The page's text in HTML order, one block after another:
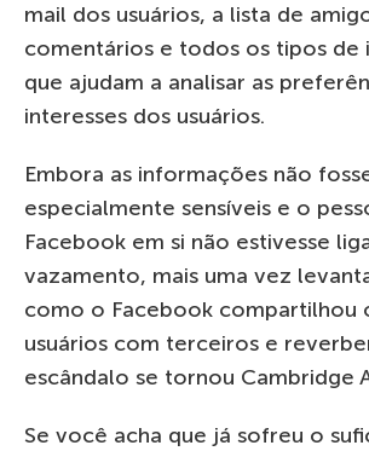
mail dos usuários, a lista de
comentários e todos os tipos de
que ajudam a analisar as
interesses dos usuários.
Embora as informações não
especialmente sensíveis e o
Facebook em si não estivesse
vazamento, mais uma vez
como o Facebook compartilhou
usuários com terceiros e
escândalo se tornou Cambridge
Se você acha que já sofreu o